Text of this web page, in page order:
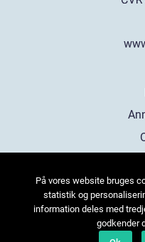
På vores website bruges
statistik og
information deles med
godkender